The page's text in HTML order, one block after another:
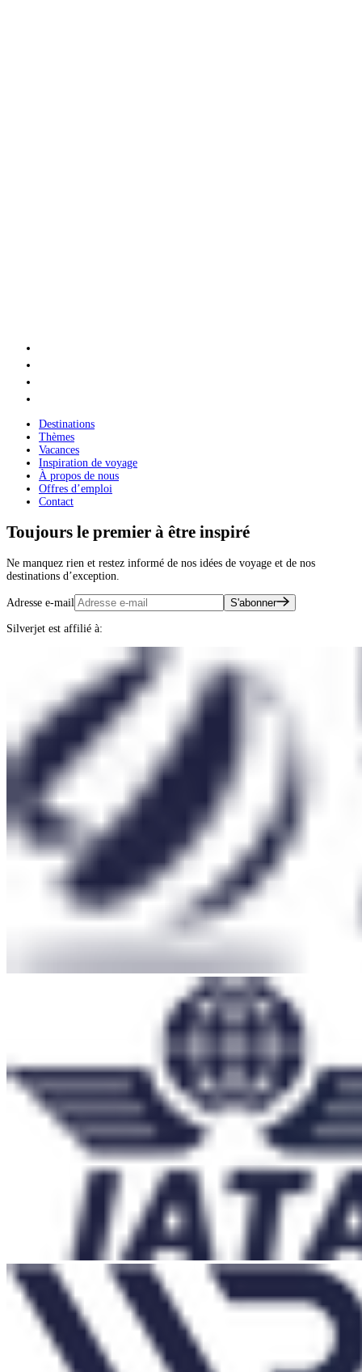
Destinations
Thèmes
Vacances
Inspiration de voyage
À propos de nous
Offres d’emploi
Contact
Toujours le premier à être inspiré
Ne manquez rien et restez informé de nos idées de voyage et de nos
destinations d’exception.
Adresse e-mail S'abonner
Silverjet est affilié à: